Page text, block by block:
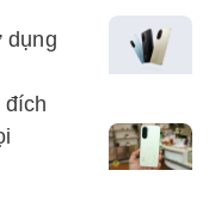
dụng